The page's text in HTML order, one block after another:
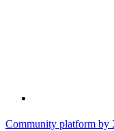
Community platform by